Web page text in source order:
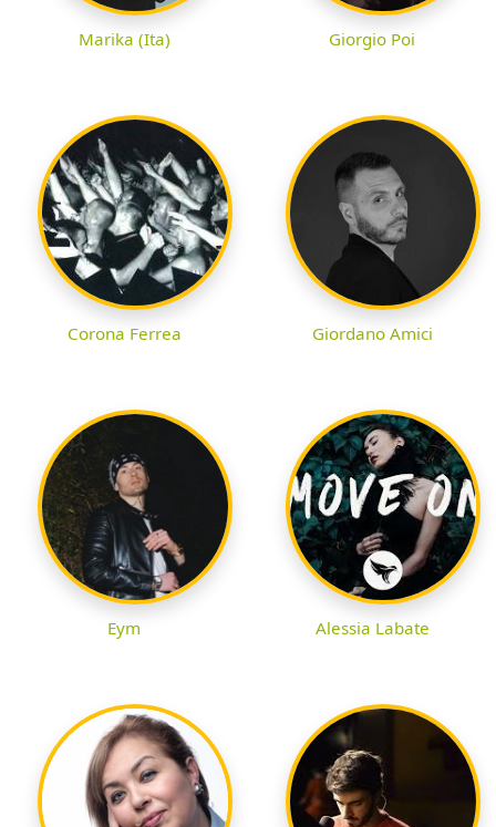
Marika (Ita) Giorgio Poi
Corona Ferrea Giordano Amici
Eym Alessia Labate